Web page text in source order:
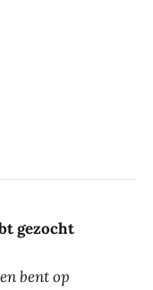
gezocht
bent op